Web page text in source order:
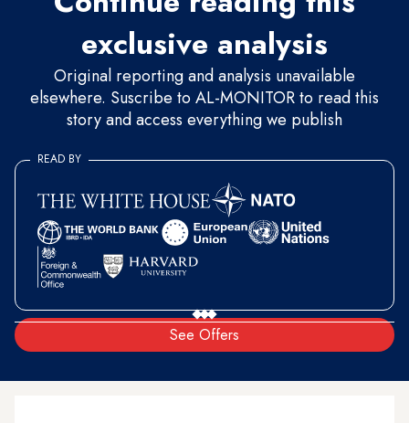
exclusive analysis
Original reporting and analysis unavailable
elsewhere. Suscribe to AL-MONITOR to read this
story and access everything we publish
See Offers
READ BY